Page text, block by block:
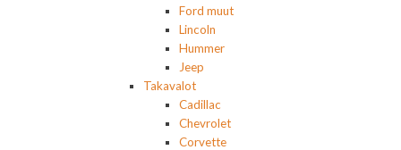
Ford muut
Lincoln
Hummer
Jeep
Takavalot
Cadillac
Chevrolet
Corvette